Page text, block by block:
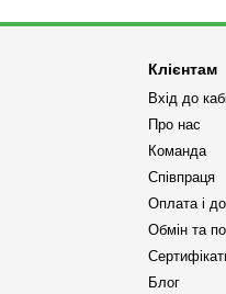
Клієнтам
Вхід до
Про нас
Команда
Співпраця
Оплата і
Обмін та
Блог